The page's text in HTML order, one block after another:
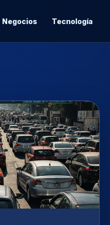
Negocios Tecnología